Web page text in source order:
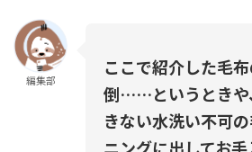
編集部
ここで紹介した毛
倒……というときや
きない水洗い不可